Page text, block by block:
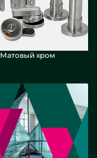
Матовый хром